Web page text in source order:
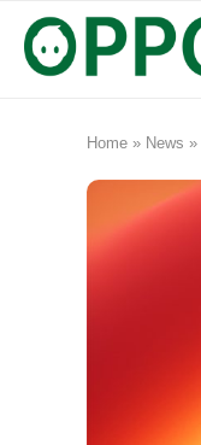
Home » News »